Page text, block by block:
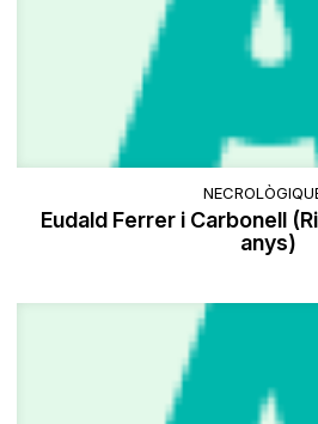
Eudald Ferrer i Carbonell
anys)